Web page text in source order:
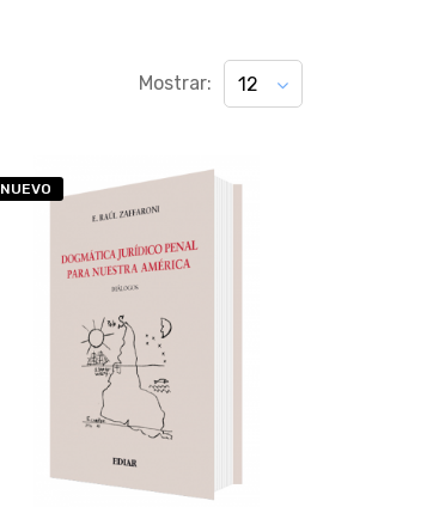
Mostrar: 12
NUEVO